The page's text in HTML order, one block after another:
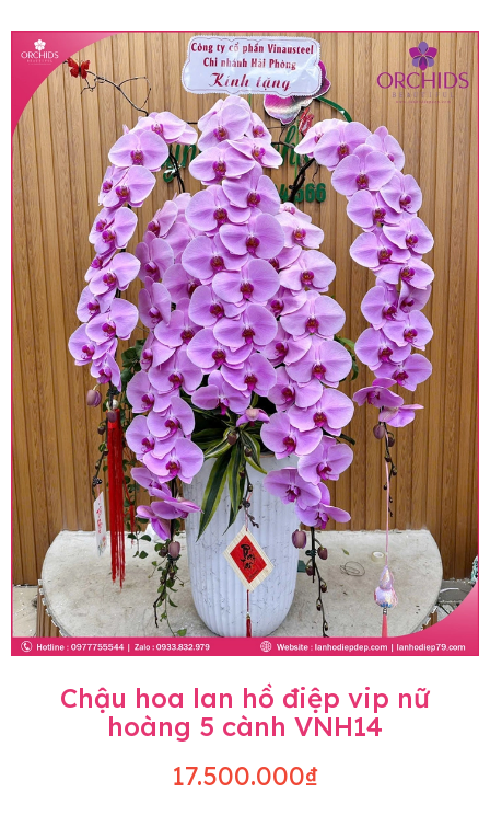
• Giá trên được miễn ship giao trong nội thành,
miễn phí in thiệp - banner theo yêu cầu khách
hàng.
• Beautiful Orchids liên kết với các cửa hàng
trên toàn quốc để phục vụ giao hoa tận nơi, mỗi
khu vực sẽ có mức giá khác nhau (tùy vào chi
phí mặt bằng, nguyên vật liệu,..) nên giá có thể sẽ
thay đổi so với giá niêm yết trên website. Khách
hàng ở Tỉnh thành khác vui lòng chủ động hỏi lại
giá trước khi đặt hàng, shop sẽ chủ động báo giá
chính xác khi có địa chỉ giao hàng cụ thể.
Chậu hoa lan hồ điệp vip nữ
hoàng 5 cành VNH14
17.500.000₫